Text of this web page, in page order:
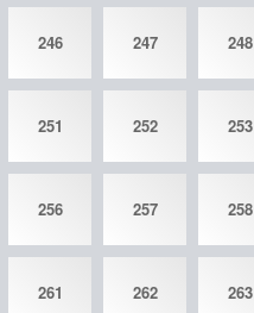
246 247 248
251 252 253
256 257 258
261 262 263